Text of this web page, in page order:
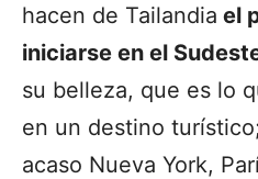
hacen de Tailandia el
iniciarse en el
su belleza, que es lo
en un destino
acaso Nueva York,